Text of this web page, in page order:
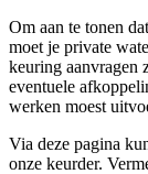
Om aan te tonen
moet je private
keuring aanvragen
eventuele
werken moest
Via deze pagina
onze keurder.